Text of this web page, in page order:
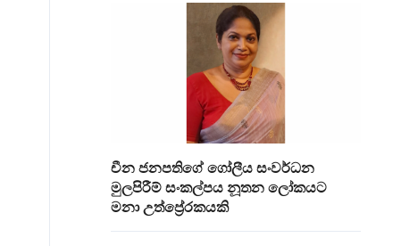
චීන ජනපතිගේ ගෝලීය සංවර්ධන
මුලපිරීම් සංකල්පය නූතන ලෝකයට
මනා උත්ප්‍රේරකයකි